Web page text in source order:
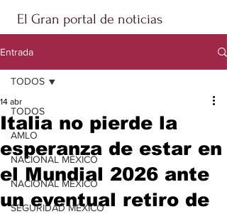
El Gran portal de noticias
Entrada
TODOS
AMLO
NACIONAL MÉXICO
NACIONAL MÉXICO
SEGURIDAD MÉXICO
TODOS
Italia no pierde la
esperanza de estar en
el Mundial 2026 ante
un eventual retiro de
14 abr